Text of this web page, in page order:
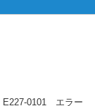
0101 エラー